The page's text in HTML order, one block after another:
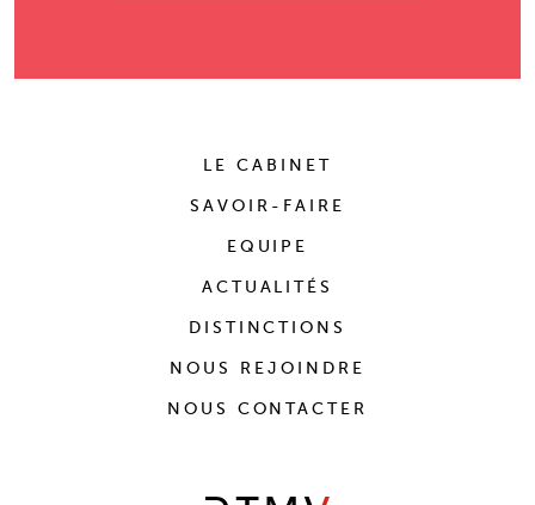
LE CABINET
SAVOIR-FAIRE
EQUIPE
ACTUALITÉS
DISTINCTIONS
NOUS REJOINDRE
NOUS CONTACTER